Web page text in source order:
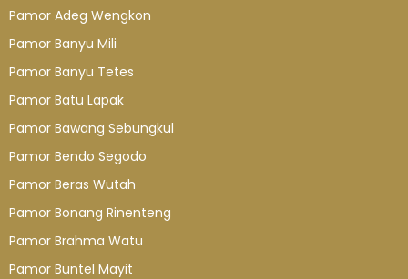
Pamor Adeg Wengkon
Pamor Banyu Mili
Pamor Banyu Tetes
Pamor Batu Lapak
Pamor Bawang Sebungkul
Pamor Bendo Segodo
Pamor Beras Wutah
Pamor Bonang Rinenteng
Pamor Brahma Watu
Pamor Buntel Mayit